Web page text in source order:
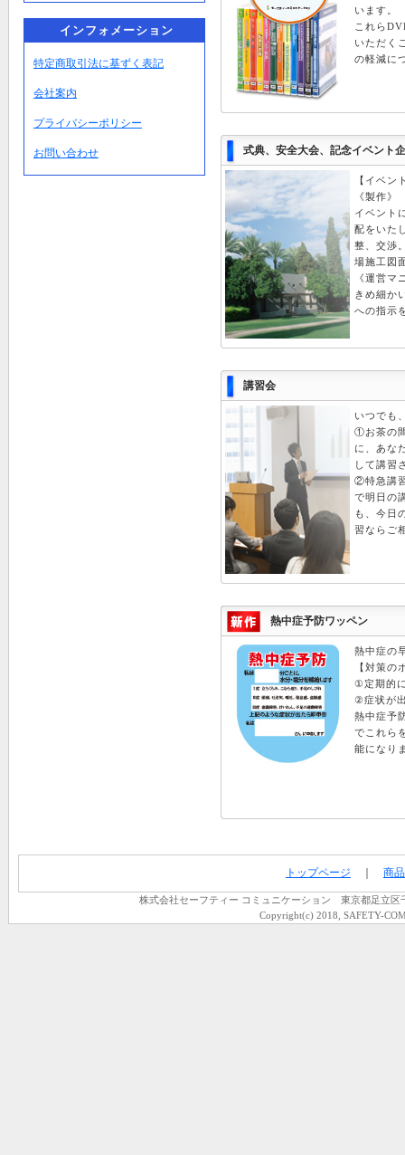
インフォメーション
特定商取引法に基ずく表記
会社案内
プライバシーポリシー
お問い合わせ
います。
これら
いただく
の軽減に
式典、安全大会、記念イベント
【イベン
《製作》
イベント
配をいた
整、交渉
場施工図
《運営マ
きめ細か
への指示
講習会
いつでも
①お茶の
に、あな
して講習
②特急講
で明日の
も、今日
習なら
熱中症予防ワッペン
熱中症の
【対策の
①定期的
②症状が
熱中症予
でこれら
能に
トップページ 商
株式会社セーフティー コミュニケーション 東京都足立
Copyright(c) 2018, SAFETY-